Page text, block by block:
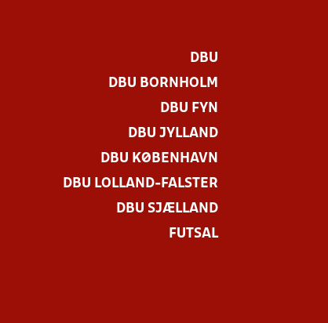
DBU
DBU BORNHOLM
DBU FYN
DBU JYLLAND
DBU KØBENHAVN
DBU LOLLAND-FALSTER
DBU SJÆLLAND
FUTSAL